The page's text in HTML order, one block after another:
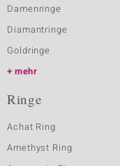
Damenringe
Diamantringe
Goldringe
mehr
Ringe
Achat Ring
Amethyst Ring